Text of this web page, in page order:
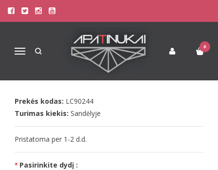
Navigacija
0
Pagrindinis
Apatinis Trikotažas Moterims
Seksualūs Moteriški Apatiniai
LIVCO SEKSUALŪS KREMINIAI
NAKTINUKAI LOURDES
Prekės kodas: LC90244
Turimas kiekis: Sandėlyje
Pristatoma per 1-2 d.d.
Pasirinkite dydį :